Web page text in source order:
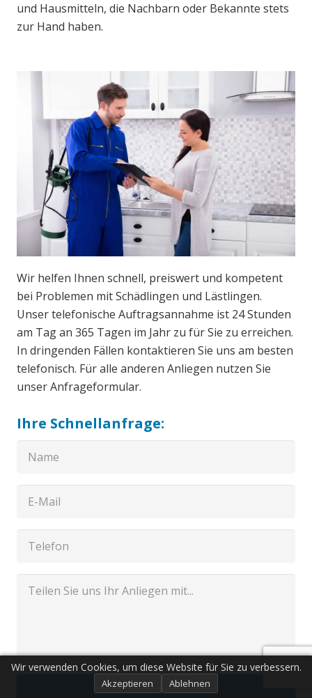
und Hausmitteln, die Nachbarn oder Bekannte stets
zur Hand haben.
Wir helfen Ihnen schnell, preiswert und kompetent
bei Problemen mit Schädlingen und Lästlingen.
Unser telefonische Auftragsannahme ist 24 Stunden
am Tag an 365 Tagen im Jahr zu für Sie zu erreichen.
In dringenden Fällen kontaktieren Sie uns am besten
telefonisch. Für alle anderen Anliegen nutzen Sie
unser Anfrageformular.
Ihre Schnellanfrage:
Senden
Wir verwenden Cookies, um diese Website für Sie zu verbessern.
Akzeptieren Ablehnen